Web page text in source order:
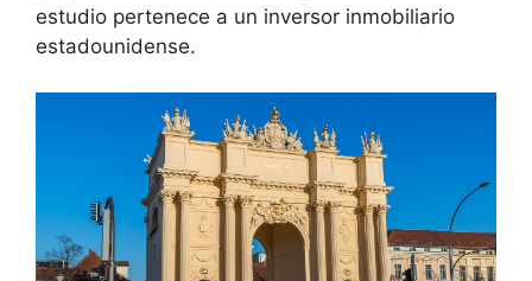
estudio pertenece a un inversor inmobiliario
estadounidense.